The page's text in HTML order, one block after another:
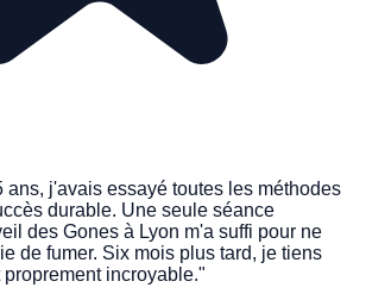
ans, j'avais essayé toutes les méthodes
durable. Une seule séance
des Gones à Lyon m'a suffi pour ne
de fumer. Six mois plus tard, je tiens
incroyable."